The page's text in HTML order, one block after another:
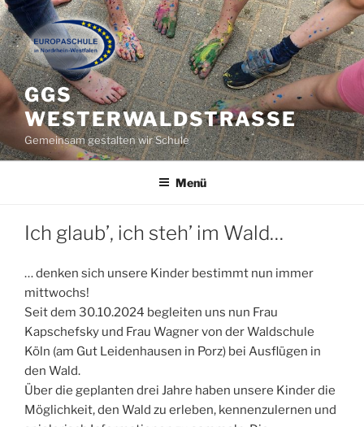
Zum
Inhalt
springen
GGS
WESTERWALDSTRASSE
Gemeinsam gestalten wir Schule
Menü
Ich glaub’, ich steh’ im Wald…
… denken sich unsere Kinder bestimmt nun immer
mittwochs!
Seit dem 30.10.2024 begleiten uns nun Frau
Kapschefsky und Frau Wagner von der Waldschule
Köln (am Gut Leidenhausen in Porz) bei Ausflügen in
den Wald.
Über die geplanten drei Jahre haben unsere Kinder die
Möglichkeit, den Wald zu erleben, kennenzulernen und